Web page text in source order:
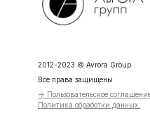
2012-2023 © Avrora Group
Все права защищены
-> Пользовательское
Политика обработки данных.